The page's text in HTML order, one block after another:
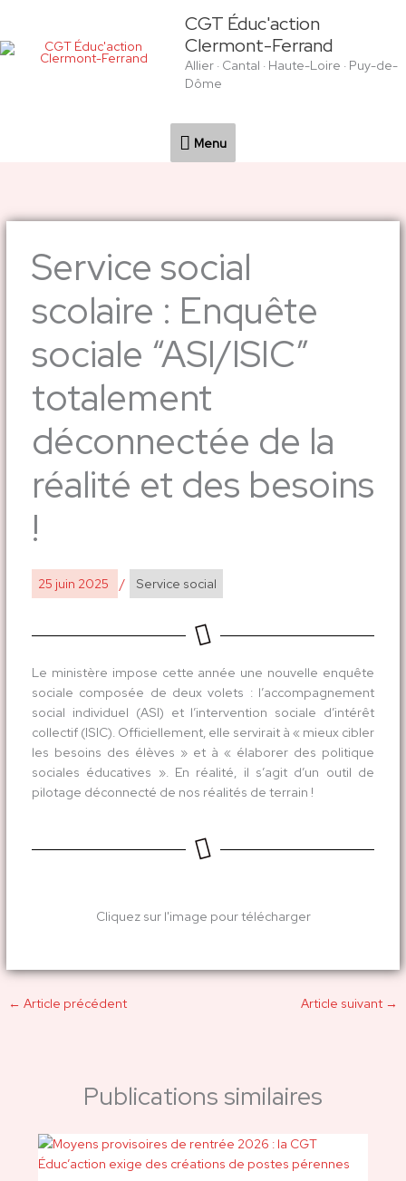
contenu
CGT Éduc'action
Clermont-Ferrand
Allier · Cantal · Haute-Loire · Puy-de-
Dôme
Menu
Menu
Service social
scolaire : Enquête
sociale “ASI/ISIC”
totalement
déconnectée de la
réalité et des besoins
!
25 juin 2025 / Service social
Le ministère impose cette année une nouvelle enquête
sociale composée de deux volets : l’accompagnement
social individuel (ASI) et l’intervention sociale d’intérêt
collectif (ISIC). Officiellement, elle servirait à « mieux cibler
les besoins des élèves » et à « élaborer des politique
sociales éducatives ». En réalité, il s’agit d’un outil de
pilotage déconnecté de nos réalités de terrain !
Cliquez sur l'image pour télécharger
← Article précédent Article suivant →
Publications similaires